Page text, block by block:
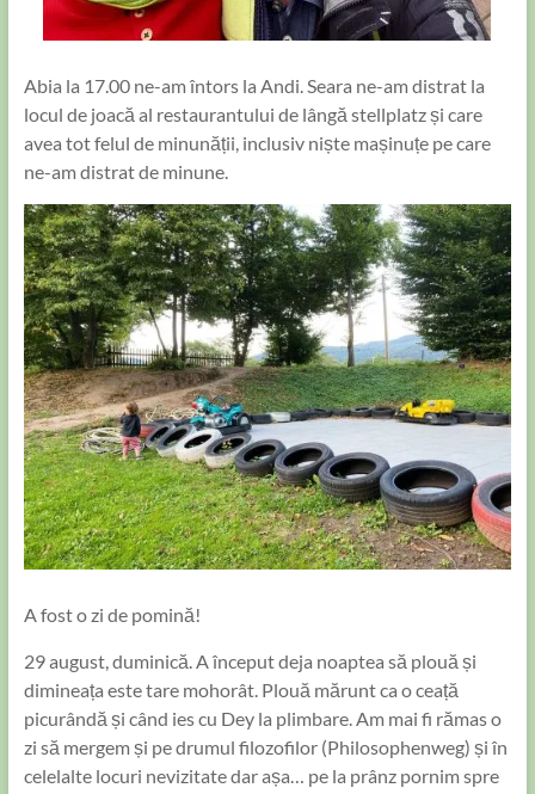
Abia la 17.00 ne-am întors la Andi. Seara ne-am distrat la
locul de joacă al restaurantului de lângă stellplatz și care
avea tot felul de minunății, inclusiv niște mașinuțe pe care
ne-am distrat de minune.
A fost o zi de pomină!
29 august, duminică. A început deja noaptea să plouă și
dimineața este tare mohorât. Plouă mărunt ca o ceață
picurândă și când ies cu Dey la plimbare. Am mai fi rămas o
zi să mergem și pe drumul filozofilor (Philosophenweg) și în
celelalte locuri nevizitate dar așa… pe la prânz pornim spre